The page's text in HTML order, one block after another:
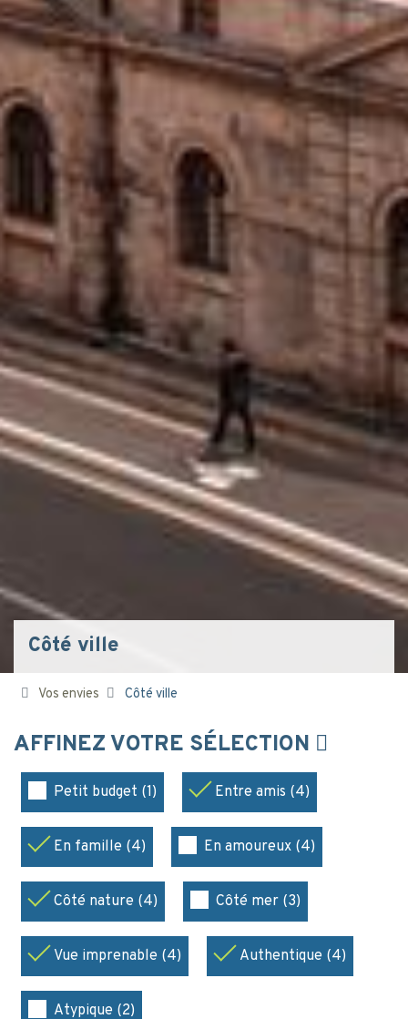
Côté ville
Vos envies Côté ville
AFFINEZ VOTRE SÉLECTION
Petit budget (1) Entre amis (4)
En famille (4) En amoureux (4)
Côté nature (4) Côté mer (3)
Vue imprenable (4) Authentique (4)
Atypique (2)